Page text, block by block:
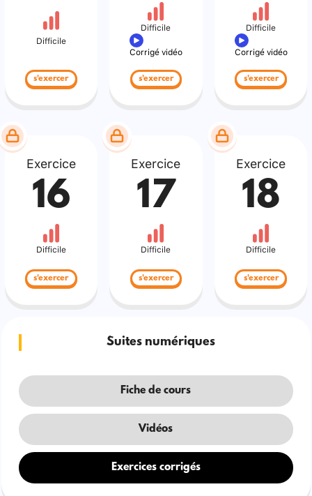
Difficile
s'exercer
Difficile
Corrigé vidéo
s'exercer
Difficile
Corrigé vidéo
s'exercer
Exercice
16
Difficile
s'exercer
Exercice
17
Difficile
s'exercer
Exercice
18
Difficile
s'exercer
Suites numériques
Fiche de cours
Vidéos
Exercices corrigés